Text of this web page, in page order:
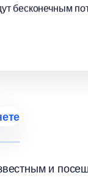
бесконечным
и